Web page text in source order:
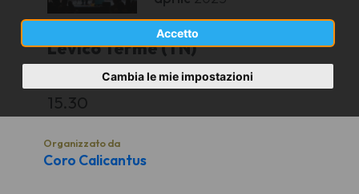
Accetto
Cambia le mie impostazioni
Levico Terme (TN)
concerto privato
15.30
Organizzato da
Coro Calicantus